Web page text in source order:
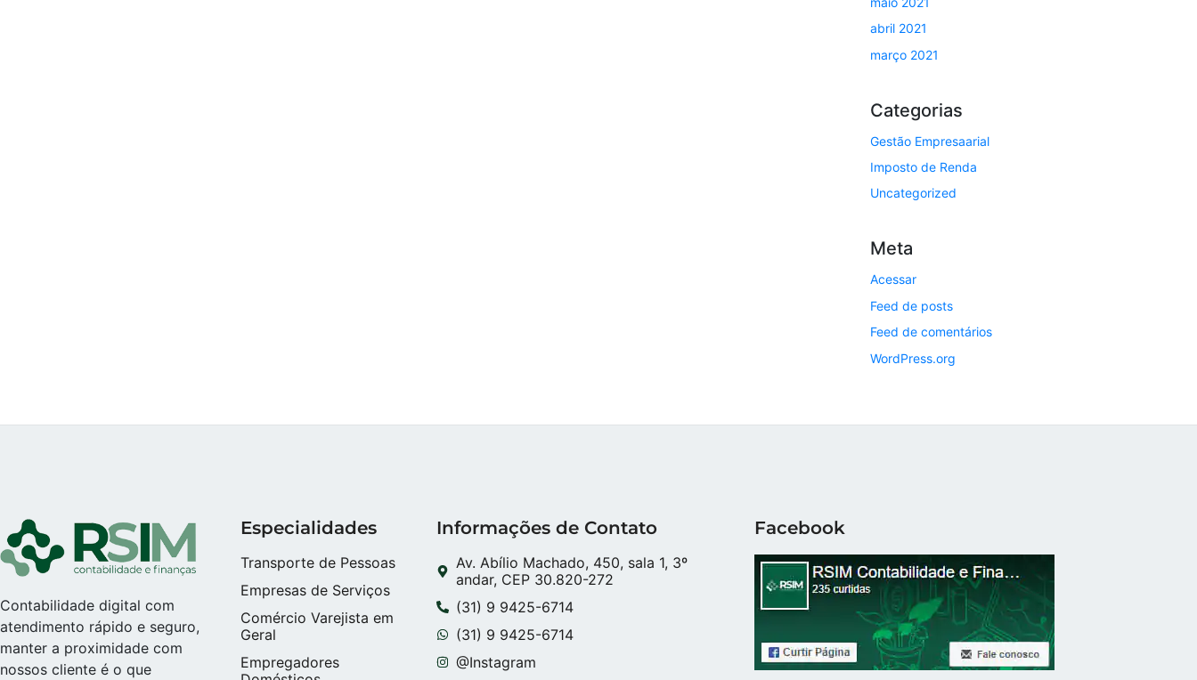
abril 2021
março 2021
Categorias
Gestão Empresaarial
Imposto de Renda
Uncategorized
Meta
Acessar
Feed de posts
Feed de comentários
WordPress.org
Contabilidade digital com
atendimento rápido e seguro,
manter a proximidade com
nossos cliente é o que
Especialidades
Transporte de Pessoas
Empresas de Serviços
Comércio Varejista em
Geral
Empregadores
Informações de Contato
Av. Abílio Machado, 450, sala 1, 3º
andar, CEP 30.820-272
(31) 9 9425-6714
(31) 9 9425-6714
@Instagram
Facebook